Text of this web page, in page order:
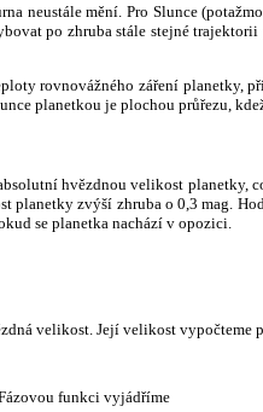
neustále mění. Pro Slunce
po zhruba stále stejné
rovnovážného záření planetky,
planetkou je plochou průřezu,
hvězdnou velikost planetky,
planetky zvýší zhruba o 0,3 mag.
se planetka nachází v opozici.
velikost. Její velikost vypočteme
funkci vyjádříme